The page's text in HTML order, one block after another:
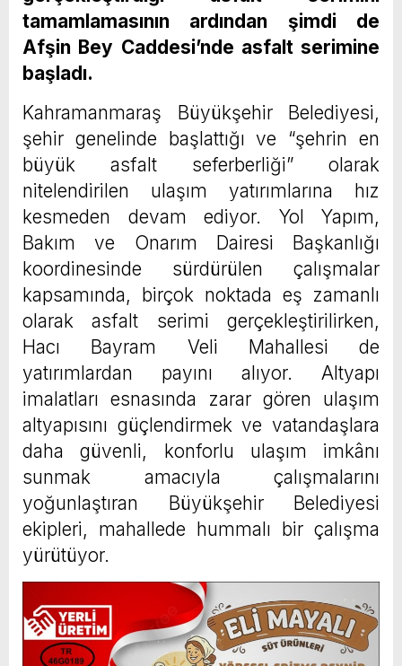
tamamlamasının ardından şimdi de
Afşin Bey Caddesi’nde asfalt serimine
başladı.
Kahramanmaraş Büyükşehir Belediyesi,
şehir genelinde başlattığı ve “şehrin en
büyük asfalt seferberliği” olarak
nitelendirilen ulaşım yatırımlarına hız
kesmeden devam ediyor. Yol Yapım,
Bakım ve Onarım Dairesi Başkanlığı
koordinesinde sürdürülen çalışmalar
kapsamında, birçok noktada eş zamanlı
olarak asfalt serimi gerçekleştirilirken,
Hacı Bayram Veli Mahallesi de
yatırımlardan payını alıyor. Altyapı
imalatları esnasında zarar gören ulaşım
altyapısını güçlendirmek ve vatandaşlara
daha güvenli, konforlu ulaşım imkânı
sunmak amacıyla çalışmalarını
yoğunlaştıran Büyükşehir Belediyesi
ekipleri, mahallede hummalı bir çalışma
yürütüyor.